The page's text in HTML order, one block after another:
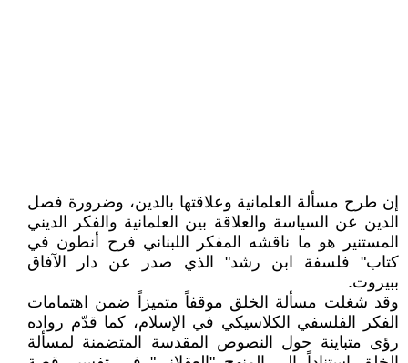
إن طرح مسألة العلمانية وعلاقتها بالدين، وضرورة فصل
الدين عن السياسة والعلاقة بين العلمانية والفكر الديني
المستنير هو ما ناقشه المفكر اللبناني فرح أنطون في
كتاب" فلسفة ابن رشد" الذي صدر عن دار الآفاق
ببيروت.
وقد شغلت مسألة الخلق موقفاً متميزاً ضمن اهتمامات
الفكر الفلسفي الكلاسيكي في الإسلام، كما قدّم رواده
رؤى متباينة حول النصوص المقدسة المتضمنة لمسألة